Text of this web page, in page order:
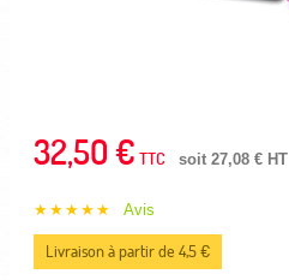
32,50 € TTC soit 27,08 € HT
★★★★★ Avis
Livraison à partir de 4,5 €